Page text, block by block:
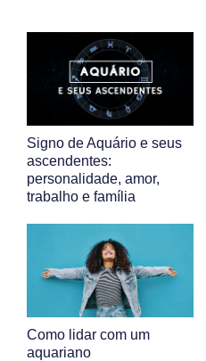
Signo de Aquário e seus
ascendentes:
personalidade, amor,
trabalho e família
Como lidar com um
aquariano